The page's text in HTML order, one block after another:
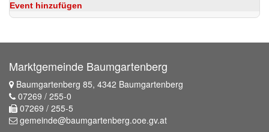
Event hinzufügen
Marktgemeinde Baumgartenberg
Baumgartenberg 85, 4342 Baumgartenberg
07269 / 255-0
07269 / 255-5
gemeinde@baumgartenberg.ooe.gv.at